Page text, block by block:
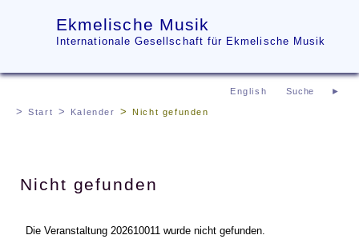
Ekmelische Musik
Internationale Gesellschaft für Ekmelische Musik
English
Start Kalender Nicht gefunden
Nicht gefunden
Die Veranstaltung 202610011 wurde nicht gefunden.